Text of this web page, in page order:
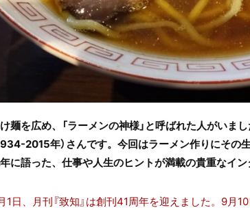
麺を広め、「ラーメンの神様」と呼ばれた人がいま
2015年）さんです。今回はラーメン作りにその
に語った、仕事や人生のヒントが満載の貴重なイ
日、月刊『致知』は創刊41周年を迎えました。9月10